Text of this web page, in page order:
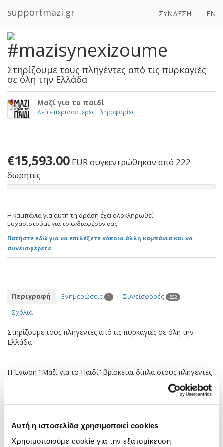
Αυτή η ιστοσελίδα χρησιμοποιεί cookies
Χρησιμοποιούμε cookie για την εξατομίκευση
supportmazi.gr ΣΥΝΔΕΣΗ EN
#mazisynexizoume
Στηρίζουμε τους πληγέντες από τις πυρκαγιές
σε όλη την Ελλάδα
Μαζί για το παιδί
Δείτε περισσότερες πληροφορίες
€15,593.00 EURσυγκεντρώθηκαν από 222
δωρητές
Η καμπάνια για αυτή τη δράση έχει ολοκληρωθεί
Ευχαριστούμε για το ενδιαφέρον σας
Πατήστε εδώ για να επιλέξετε κάποια άλλη καμπάνια και να
συνεισφέρετε
Περιγραφή Ενημερώσεις 1 Συνεισφορές 222
Σχόλια
Στηρίζουμε τους πληγέντες από τις πυρκαγιές σε όλη την
Ελλάδα
Η Ένωση "Μαζί για το Παιδί" βρίσκεται δίπλα στους πληγέντες
από τις πρωτοφανείς καταστροφικές πυρκαγιές των τελευταίων
τους συμπολίτες μας καλύπτοντας τις ανάγκες τους ώστε να
συνεχίσουν όσο το δυνατόν πιο απρόσκοπτα τη ζωή τους.